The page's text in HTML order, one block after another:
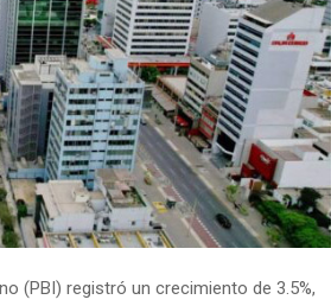
(PBI) registró un crecimiento de 3.5%,